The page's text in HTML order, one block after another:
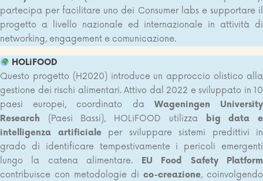
partecipa per facilitare uno dei Consumer labs e supportare il
progetto a livello nazionale ed internazionale in attività di
networking, engagement e comunicazione.
HOLiFOOD
Questo progetto (H2020) introduce un approccio olistico alla
gestione dei rischi alimentari. Attivo dal 2022 e sviluppato in 10
paesi europei, coordinato da Wageningen University
Research (Paesi Bassi), HOLiFOOD utilizza big data e
intelligenza artificialeper sviluppare sistemi predittivi in
grado di identificare tempestivamente i pericoli emergenti
lungo la catena alimentare. EU Food Safety Platform
contribuisce con metodologie di co-creazione, coinvolgendo